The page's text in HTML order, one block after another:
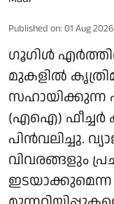
Published on: 01 Aug
ഗൂഗിള്‍
മുകളില്‍ കൃത്രിമ
സഹായിക്കുന്ന
(എഐ) ഫീച്ചര്‍
പിന്‍വലിച്ചു.
വിവരങ്ങളും
ഇടയാക്കുമെന്ന